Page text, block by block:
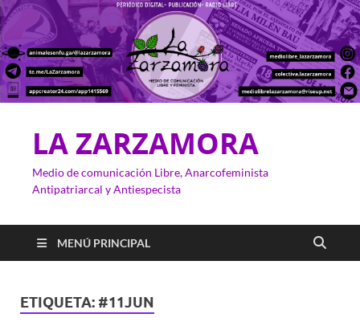
LA ZARZAMORA
Medio de comunicación Libre, Anarcofeminista
Antipatriarcal y Antiespecista
MENÚ PRINCIPAL
ETIQUETA: #11JUN